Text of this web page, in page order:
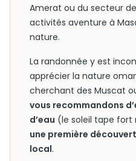
Amerat ou du secteur
activités aventure à
nature.
La randonnée y est
apprécier la nature
cherchant des Muscat
vous recommandons
d’eau (le soleil tape fort
une première
local.